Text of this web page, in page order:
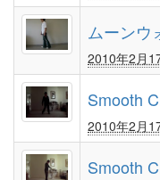
ムーン
2010年2月
Smooth
2010年2月
Smooth